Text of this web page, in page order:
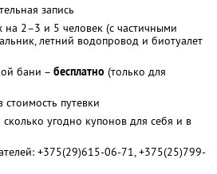
запись
2–3 и 5 человек (с частичными
летний водопровод и биотуалет
бани – бесплатно (только для
путевки
угодно купонов для себя и в
+375(29)615-06-71, +375(25)799-